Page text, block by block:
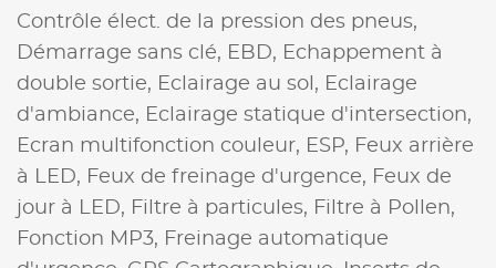
Contrôle élect. de la pression des pneus,
Démarrage sans clé, EBD, Echappement à
double sortie, Eclairage au sol, Eclairage
d'ambiance, Eclairage statique d'intersection,
Ecran multifonction couleur, ESP, Feux arrière
à LED, Feux de freinage d'urgence, Feux de
jour à LED, Filtre à particules, Filtre à Pollen,
Fonction MP3, Freinage automatique